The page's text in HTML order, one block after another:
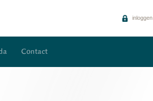
inloggen
Contact